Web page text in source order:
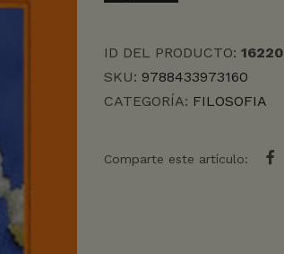
ID DEL PRODUCTO: 16220
SKU: 9788433973160
CATEGORÍA: FILOSOFIA
Comparte este artículo: